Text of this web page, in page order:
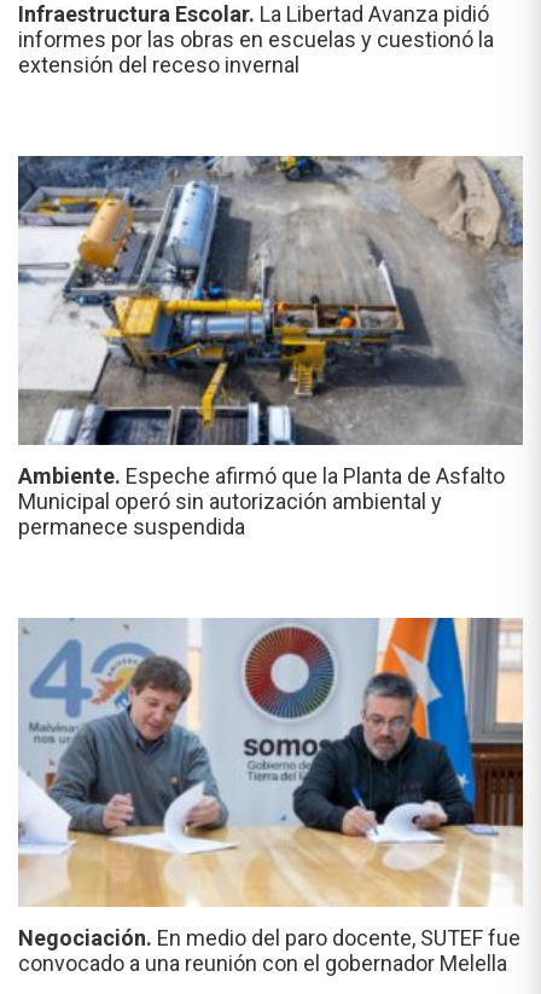
Infraestructura Escolar. La Libertad Avanza pidió
informes por las obras en escuelas y cuestionó la
extensión del receso invernal
Ambiente. Espeche afirmó que la Planta de Asfalto
Municipal operó sin autorización ambiental y
permanece suspendida
Negociación. En medio del paro docente, SUTEF fue
convocado a una reunión con el gobernador Melella